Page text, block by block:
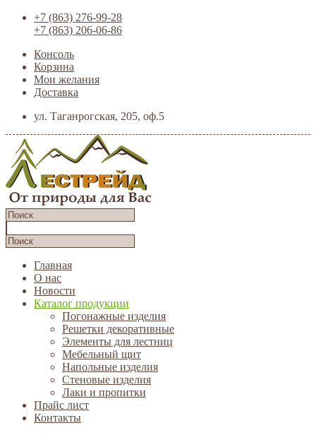
+7 (863) 276-99-28
+7 (863) 206-06-86
Консоль
Корзина
Мои желания
Доставка
ул. Таганрогская, 205, оф.5
Главная
О нас
Новости
Каталог продукции
Погонажные изделия
Решетки декоративные
Элементы для лестниц
Мебельный щит
Напольные изделия
Стеновые изделия
Лаки и пропитки
Прайс лист
Контакты